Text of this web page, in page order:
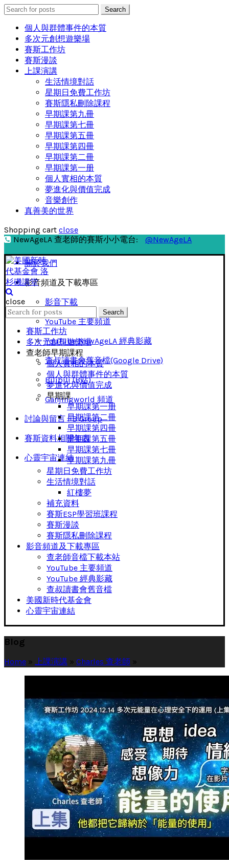
Search
for:
Search
個人與群體事件的本質
多次元創想遊樂場
賽斯工作坊
賽斯漫談
上課演講
生活情境對話
星期日免費工作坊
賽斯隱私刪除課程
早期課第九冊
早期課第七冊
早期課第五冊
早期課第四冊
早期課第二冊
早期課第一册
個人實相的本質
夢進化與價值完成
音樂創作
真善美的世界
Shopping cart close
NewAgeLA 查老師的賽斯小小電台:
@NewAgeLA
關於我們
影音頻道及下載專區
影音下載
YouTube 主要頻道
YouTube NewAgeLA 經典影藏
查叔讀書會舊音檔(Google Drive)
Bilibili (B站)
Ganjingworld 頻道
討論與留言 FB Group
賽斯資料相關年表
心靈宇宙連結
close
Search
for:
Search
賽斯工作坊
多次元創想遊樂場
查老師早期課程
個人實相的本質
個人與群體事件的本質
夢進化與價值完成
早期課
早期課第一册
早期課第二冊
早期課第四冊
早期課第五冊
早期課第七冊
早期課第九冊
星期日免費工作坊
生活情境對話
紅樓夢
補充資料
賽斯ESP學習班課程
賽斯漫談
賽斯隱私刪除課程
影音頻道及下載專區
查老師音檔下載本站
YouTube 主要頻道
YouTube 經典影藏
查叔讀書會舊音檔
美國新時代基金會
心靈宇宙連結
Blog
Home » 上課演講 » Charles 查老師 »